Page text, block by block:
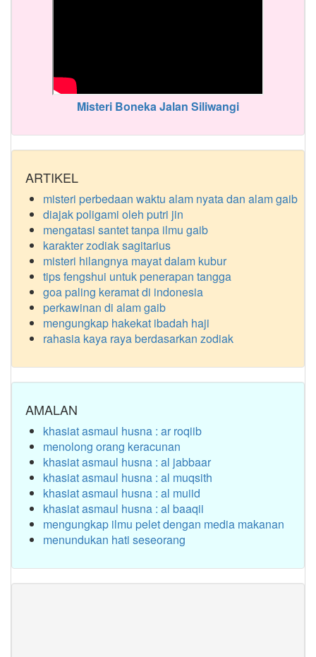
Misteri Boneka Jalan Siliwangi
ARTIKEL
misteri perbedaan waktu alam nyata dan alam gaib
diajak poligami oleh putri jin
mengatasi santet tanpa ilmu gaib
karakter zodiak sagitarius
misteri hilangnya mayat dalam kubur
tips fengshui untuk penerapan tangga
goa paling keramat di indonesia
perkawinan di alam gaib
mengungkap hakekat ibadah haji
rahasia kaya raya berdasarkan zodiak
AMALAN
khasiat asmaul husna : ar roqiib
menolong orang keracunan
khasiat asmaul husna : al jabbaar
khasiat asmaul husna : al muqsith
khasiat asmaul husna : al muiid
khasiat asmaul husna : al baaqii
mengungkap ilmu pelet dengan media makanan
menundukan hati seseorang